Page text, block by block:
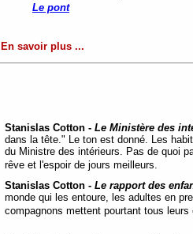
Le pont
En savoir plus ...
Stanislas Cotton - Le Ministère des
dans la tête." Le ton est donné. Les
du Ministre des intérieurs. Pas de quoi
rêve et l'espoir de jours meilleurs.
Stanislas Cotton - Le rapport des
monde qui les entoure, les adultes en
compagnons mettent pourtant tous